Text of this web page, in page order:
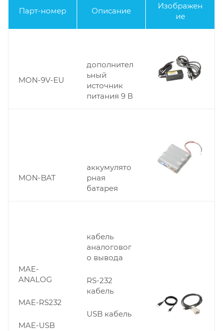
Парт-номер Описание
Изображен
ие
MON-9V-EU
дополнител
ьный
источник
питания 9 В
MON-BAT
аккумулято
рная
батарея
MAE-
ANALOG
MAE-RS232
MAE-USB
кабель
аналоговог
о вывода
RS-232
кабель
USB кабель